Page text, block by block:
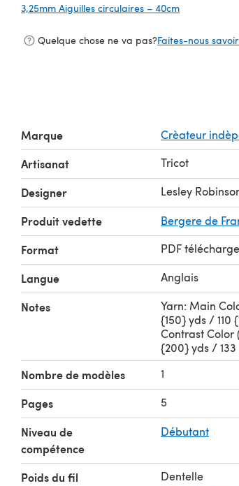
3,25mm Aiguilles circulaires – 40cm
Quelque chose ne va pas?Faites-nous
Marque Crèateur
Artisanat Tricot
Designer Lesley
Produit vedette Bergere de
Format PDF
Langue Anglais
Notes
Yarn: Main
{150} yds / 110
Contrast Color
{200} yds /
Nombre de modèles 1
Pages 5
Niveau de
compétence
Débutant
Poids du fil
Dentelle